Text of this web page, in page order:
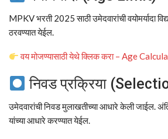
MPKV भरती 2025 साठी उमेदवारांची वयोमर्यादा
ठरवण्यात येईल.
वय मोजण्यासाठी येथे क्लिक करा – Age
निवड प्रक्रिया
उमेदवारांची निवड मुलाखतीच्या आधारे केली जाईल.
यांच्या आधारे करण्यात येईल.